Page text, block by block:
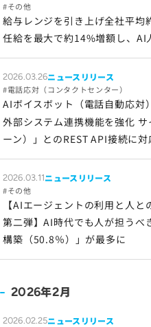
その他
給与レンジを引き上げ全社平
任給を最大で約14%増額し、AI
2026.03.26ニュースリリース
電話応対（コンタクトセンター）
AIボイスボット（電話自動応対
外部システム連携機能を強化
ーン）」とのREST API接続に対
2026.03.11ニュースリリース
その他
【AIエージェントの利用と人と
第二弾】AI時代でも人が担うべ
構築（50.8％）」が最多に
2026年2月
2026.02.25ニュースリリース